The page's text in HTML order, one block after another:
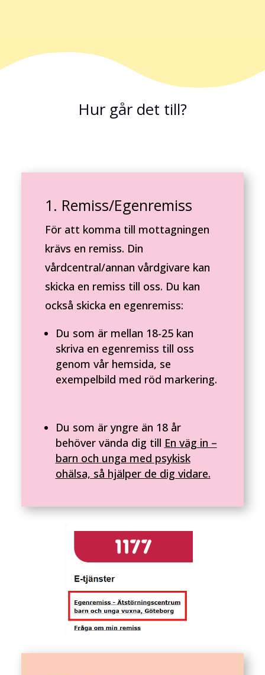
Hur går det till?
1. Remiss/Egenremiss
För att komma till mottagningen
krävs en remiss. Din
vårdcentral/annan vårdgivare kan
skicka en remiss till oss. Du kan
också skicka en egenremiss:
Du som är mellan 18-25 kan
skriva en egenremiss till oss
genom vår hemsida, se
exempelbild med röd markering.
Du som är yngre än 18 år
behöver vända dig till En väg in –
barn och unga med psykisk
ohälsa, så hjälper de dig vidare.